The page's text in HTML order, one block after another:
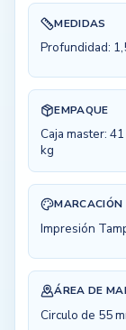
MEDIDAS
Profundidad:
EMPAQUE
Caja master:
kg
MARCACIÓN
Impresión
ÁREA DE
Circulo de 55